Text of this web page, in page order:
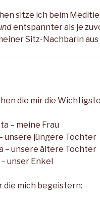
sitze ich beim
entspannter als je
Sitz-Nachbarin
die mir die
– meine Frau
unsere jüngere Tochter
– unsere ältere Tochter
unser Enkel
die mich begeistern: